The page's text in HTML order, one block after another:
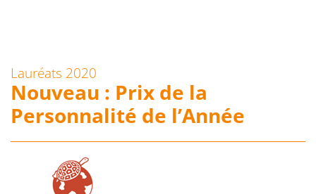
Lauréats 2020
Nouveau : Prix de la
Personnalité de l’Année